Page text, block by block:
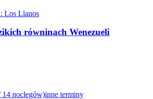
Los Llanos
równinach Wenezueli
14 noclegów)inne terminy